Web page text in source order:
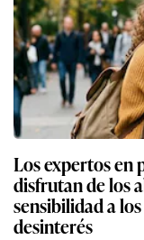
Los expertos en
disfrutan de los
sensibilidad a
desinterés